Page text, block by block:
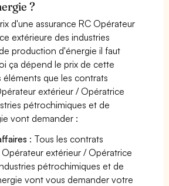
?
d'une assurance RC Opérateur
extérieure des industries
production d'énergie il faut
ça dépend le prix de cette
éléments que les contrats
extérieur / Opératrice
pétrochimiques et de
vont demander :
: Tous les contrats
Opérateur extérieur / Opératrice
pétrochimiques et de
vont vous demander votre